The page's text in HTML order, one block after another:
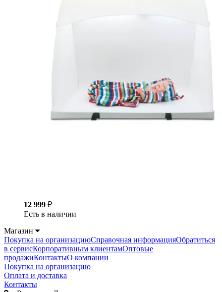
12 999 ₽
Есть в наличии
Магазин
Покупка на организациюСправочная информацияОбратиться
в сервисКорпоративным клиентамОптовые
продажиКонтактыО компании
Покупка на организацию
Оплата и доставка
Контакты